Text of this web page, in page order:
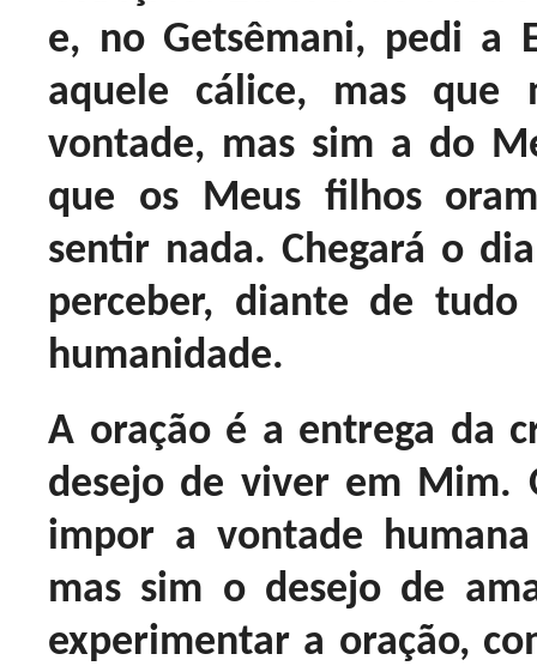
e, no Getsêmani, pedi a
aquele cálice, mas
vontade, mas sim a do
que os Meus filhos
sentir nada. Chegará o
perceber, diante de
humanidade.
A oração é a entrega da
desejo de viver em Mim.
impor a vontade
mas sim o desejo de
experimentar a oração,